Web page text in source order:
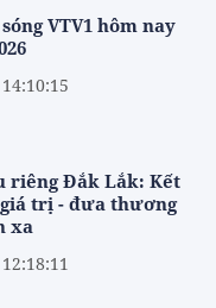
VTV1 hôm nay
riêng Đắk Lắk: Kết
trị - đưa thương
xa